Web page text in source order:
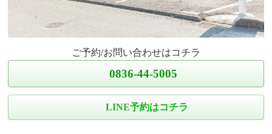
ご予約/お問い合わせはコチラ
0836-44-5005
LINE予約はコチラ